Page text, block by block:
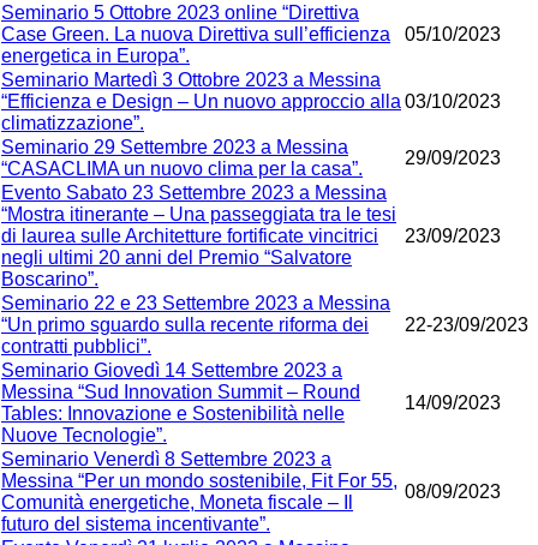
Seminario 5 Ottobre 2023 online “Direttiva
Case Green. La nuova Direttiva sull’efficienza
energetica in Europa”.
05/10/2023
Seminario Martedì 3 Ottobre 2023 a Messina
“Efficienza e Design – Un nuovo approccio alla
climatizzazione”.
03/10/2023
Seminario 29 Settembre 2023 a Messina
“CASACLIMA un nuovo clima per la casa”.
29/09/2023
Evento Sabato 23 Settembre 2023 a Messina
“Mostra itinerante – Una passeggiata tra le tesi
di laurea sulle Architetture fortificate vincitrici
negli ultimi 20 anni del Premio “Salvatore
Boscarino”.
23/09/2023
Seminario 22 e 23 Settembre 2023 a Messina
“Un primo sguardo sulla recente riforma dei
contratti pubblici”.
22-23/09/2023
Seminario Giovedì 14 Settembre 2023 a
Messina “Sud Innovation Summit – Round
Tables: Innovazione e Sostenibilità nelle
Nuove Tecnologie”.
14/09/2023
Seminario Venerdì 8 Settembre 2023 a
Messina “Per un mondo sostenibile, Fit For 55,
Comunità energetiche, Moneta fiscale – Il
futuro del sistema incentivante”.
08/09/2023